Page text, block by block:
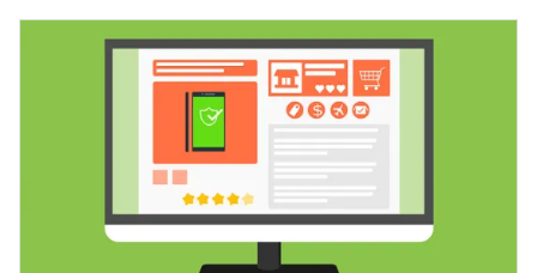
Liste d'actualités par